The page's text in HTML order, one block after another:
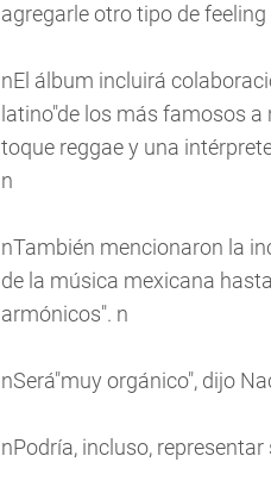
agregarle otro tipo de
nEl álbum incluirá
latino"de los más famosos
toque reggae y una
n
nTambién mencionaron la
de la música mexicana
armónicos". n
nSerá"muy orgánico", dijo
nPodría, incluso,